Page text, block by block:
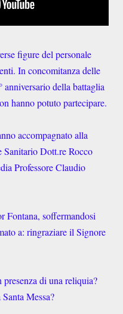
figure del personale
In concomitanza delle
della battaglia
hanno potuto partecipare.
accompagnato alla
Dott.re Rocco
Professore Claudio
Fontana, soffermandosi
a: ringraziare il Signore
presenza di una reliquia?
Messa?